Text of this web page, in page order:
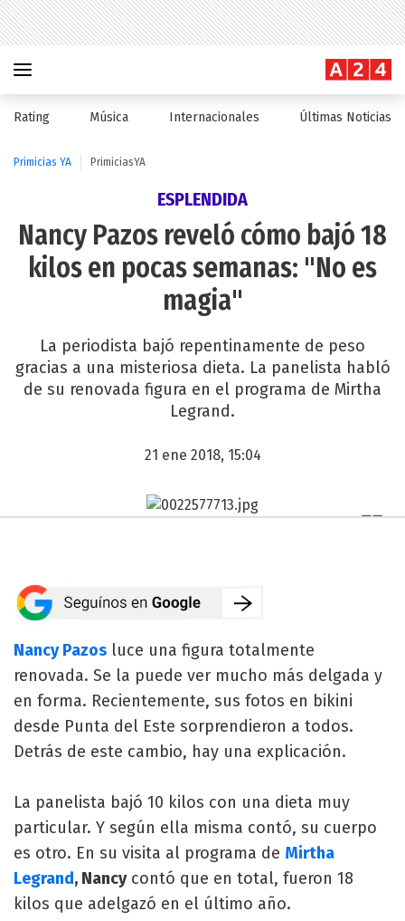
Rating Música Internacionales Últimas Noticias
Primicias YA PrimiciasYA
ESPLENDIDA
Nancy Pazos reveló cómo bajó 18
kilos en pocas semanas: "No es
magia"
La periodista bajó repentinamente de peso
gracias a una misteriosa dieta. La panelista habló
de su renovada figura en el programa de Mirtha
Legrand.
21 ene 2018, 15:04
Nancy Pazos luce una figura totalmente
renovada. Se la puede ver mucho más delgada y
en forma. Recientemente, sus fotos en bikini
desde Punta del Este sorprendieron a todos.
Detrás de este cambio, hay una explicación.
La panelista bajó 10 kilos con una dieta muy
particular. Y según ella misma contó, su cuerpo
es otro. En su visita al programa de Mirtha
Legrand, Nancycontó que en total, fueron 18
kilos que adelgazó en el último año.